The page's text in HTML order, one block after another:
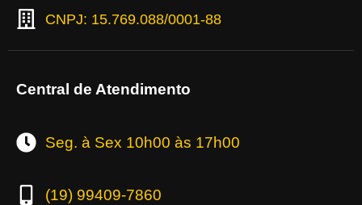
CNPJ: 15.769.088/0001-88
Central de Atendimento
Seg. à Sex 10h00 às 17h00
(19) 99409-7860